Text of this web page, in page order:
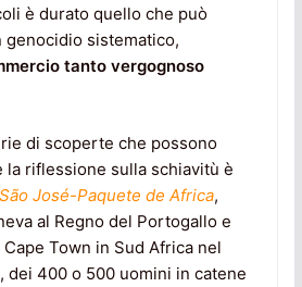
è durato quello che può
sistematico,
tanto vergognoso
di scoperte che possono
la riflessione sulla schiavitù è
São José-Paquete de Africa,
al Regno del Portogallo e
Town in Sud Africa nel
dei 400 o 500 uomini in catene